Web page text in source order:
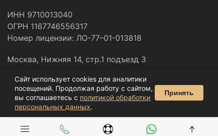
ИНН 9710013040
ОГРН 1167746556317
Номер лицензии: ЛО-77–01-013818
Москва, Нижняя 14, стр.1 подъезд 3
Все материалы данного сайта являются объектами
авторского права © 2014-2026
Сайт использует cookies для аналитики
посещений. Продолжая работу с сайтом,
вы соглашаетесь с политикой обработки
персональных данных.
Принять